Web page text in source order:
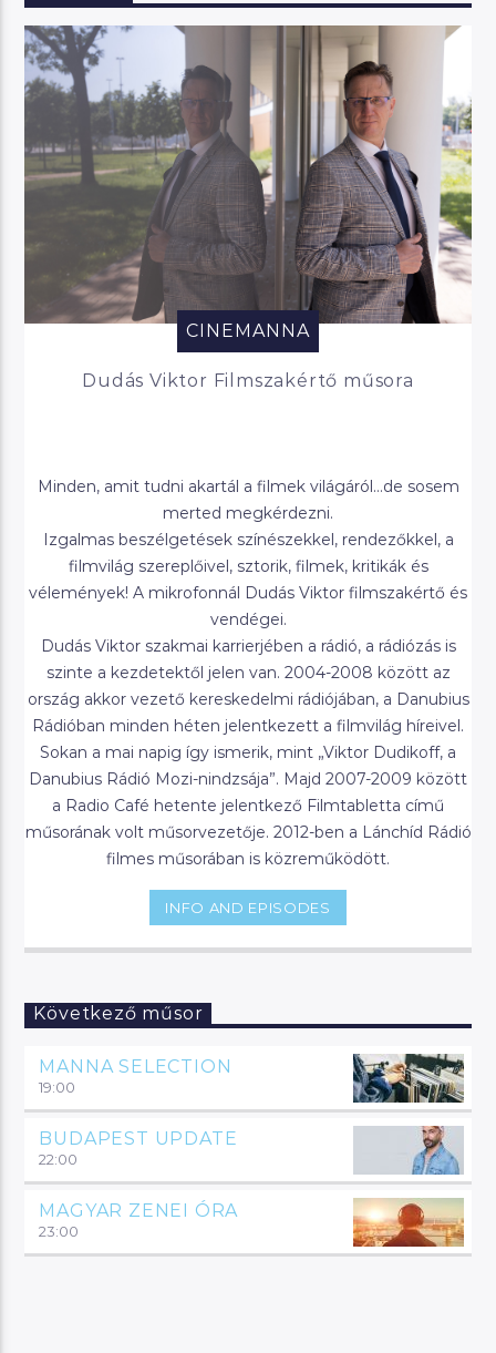
CINEMANNA
Dudás Viktor Filmszakértő műsora
Minden, amit tudni akartál a filmek világáról…de sosem
merted megkérdezni.
Izgalmas beszélgetések színészekkel, rendezőkkel, a
filmvilág szereplőivel, sztorik, filmek, kritikák és
vélemények! A mikrofonnál Dudás Viktor filmszakértő és
vendégei.
Dudás Viktor szakmai karrierjében a rádió, a rádiózás is
szinte a kezdetektől jelen van. 2004-2008 között az
ország akkor vezető kereskedelmi rádiójában, a Danubius
Rádióban minden héten jelentkezett a filmvilág híreivel.
Sokan a mai napig így ismerik, mint „Viktor Dudikoff, a
Danubius Rádió Mozi-nindzsája”. Majd 2007-2009 között
a Radio Café hetente jelentkező Filmtabletta című
műsorának volt műsorvezetője. 2012-ben a Lánchíd Rádió
filmes műsorában is közreműködött.
INFO AND EPISODES
Következő műsor
MANNA SELECTION
19:00
BUDAPEST UPDATE
22:00
MAGYAR ZENEI ÓRA
23:00